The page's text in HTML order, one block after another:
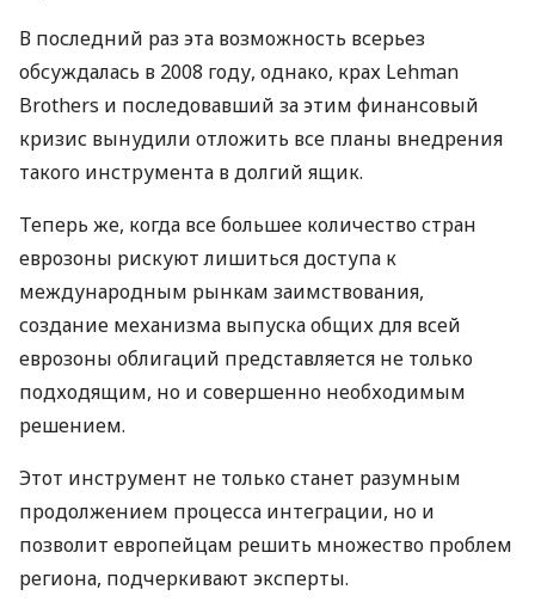
В последний раз эта возможность всерьез
обсуждалась в 2008 году, однако, крах Lehman
Brothers и последовавший за этим финансовый
кризис вынудили отложить все планы внедрения
такого инструмента в долгий ящик.
Теперь же, когда все большее количество стран
еврозоны рискуют лишиться доступа к
международным рынкам заимствования,
создание механизма выпуска общих для всей
еврозоны облигаций представляется не только
подходящим, но и совершенно необходимым
решением.
Этот инструмент не только станет разумным
продолжением процесса интеграции, но и
позволит европейцам решить множество проблем
региона, подчеркивают эксперты.